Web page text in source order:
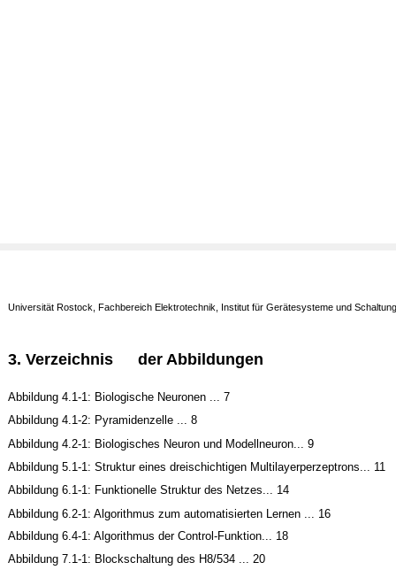
Universität Rostock, Fachbereich Elektrotechnik, Institut für Gerätesysteme und
3. Verzeichnis der Abbildungen
Abbildung 4.1-1: Biologische Neuronen ... 7
Abbildung 4.1-2: Pyramidenzelle ... 8
Abbildung 4.2-1: Biologisches Neuron und Modellneuron... 9
Abbildung 5.1-1: Struktur eines dreischichtigen Multilayerperzeptrons... 11
Abbildung 6.1-1: Funktionelle Struktur des Netzes... 14
Abbildung 6.2-1: Algorithmus zum automatisierten Lernen ... 16
Abbildung 6.4-1: Algorithmus der Control-Funktion... 18
Abbildung 7.1-1: Blockschaltung des H8/534 ... 20